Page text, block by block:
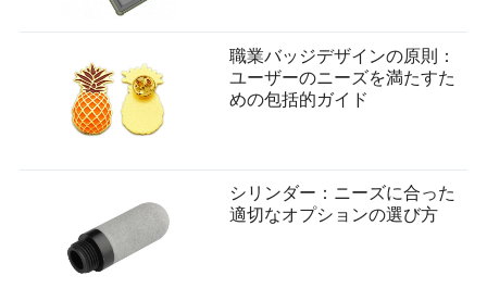
職業バッジデザインの原則：
ユーザーのニーズを満たすた
めの包括的ガイド
シリンダー：ニーズに合った
適切なオプションの選び方